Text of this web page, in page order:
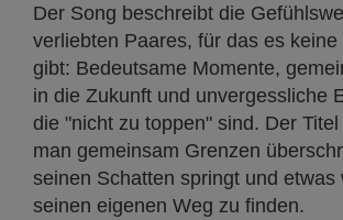
Der Song beschreibt die
verliebten Paares, für das es keine
gibt: Bedeutsame Momente,
in die Zukunft und unvergessliche
die "nicht zu toppen" sind. Der
man gemeinsam Grenzen
seinen Schatten springt und etwas
seinen eigenen Weg zu finden.